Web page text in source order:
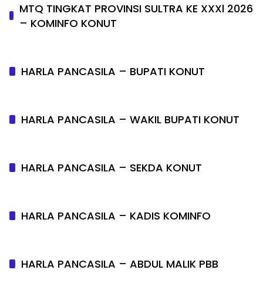
MTQ TINGKAT PROVINSI SULTRA KE XXXl 2026
– KOMINFO KONUT
HARLA PANCASILA – BUPATI KONUT
HARLA PANCASILA – WAKIL BUPATI KONUT
HARLA PANCASILA – SEKDA KONUT
HARLA PANCASILA – KADIS KOMINFO
HARLA PANCASILA – ABDUL MALIK PBB